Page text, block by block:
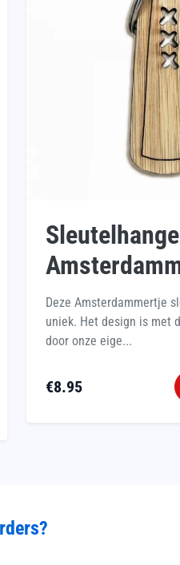
Deze Amsterdammertje
uniek. Het design is met
door onze eige...
€8.95